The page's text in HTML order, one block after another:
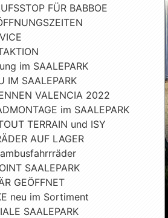
FÜR BABBOE
im SAALEPARK
IM SAALEPARK
VALENCIA 2022
im SAALEPARK
TERRAIN und ISY
AUF LAGER
SAALEPARK
GEÖFFNET
neu im Sortiment
SAALEPARK